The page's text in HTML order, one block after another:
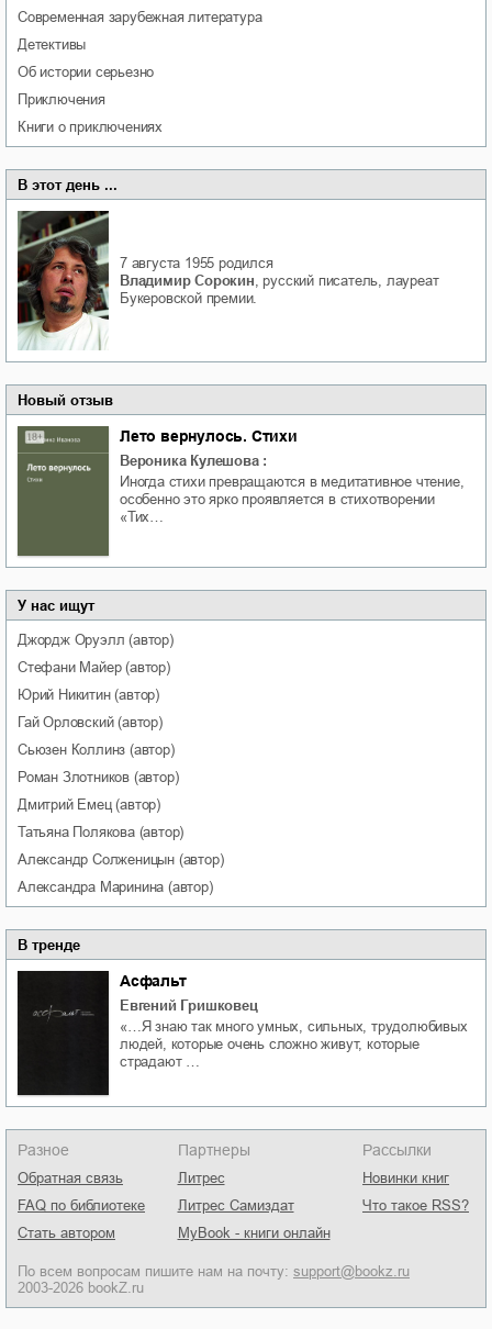
современная зарубежная литература
детективы
об истории серьезно
приключения
книги о приключениях
В этот день ...
7 августа 1955 родился
Владимир Сорокин , русский писатель, лауреат
Букеровской премии.
Новый отзыв
Лето вернулось. Стихи
Вероника Кулешова :
Иногда стихи превращаются в медитативное чтение,
особенно это ярко проявляется в стихотворении
«Тих…
У нас ищут
Джордж Оруэлл (автор)
Стефани Майер(автор)
Юрий Никитин(автор)
Гай Орловский(автор)
Сьюзен Коллинз (автор)
Роман Злотников (автор)
Дмитрий Емец(автор)
Татьяна Полякова(автор)
Александр Солженицын (автор)
Александра Маринина (автор)
В тренде
Асфальт
Евгений Гришковец
«…Я знаю так много умных, сильных, трудолюбивых
людей, которые очень сложно живут, которые
страдают …
Разное
Обратная связь
FAQ по библиотеке
Стать автором
Партнеры
Литрес
Литрес Самиздат
MyBook - книги онлайн
Рассылки
Новинки книг
Что такое RSS?
По всем вопросам пишите нам на почту: support@bookz.ru
2003-2026 bookZ.ru